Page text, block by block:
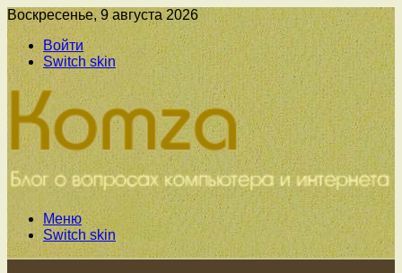
Воскресенье, 9 августа 2026
Войти
Switch skin
Меню
Switch skin